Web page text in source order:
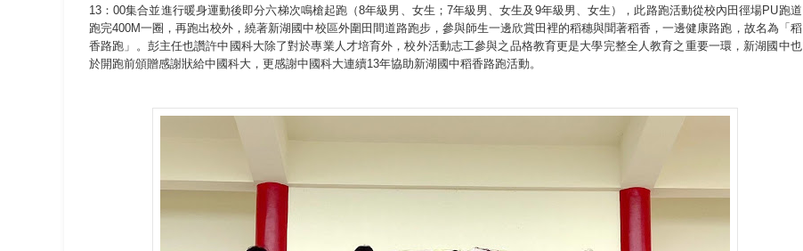
13：00集合並進行暖身運動後即分六梯次鳴槍起跑（8年級男、女生；7年級男、女生及9年級男、女生），此路跑活動從校內田徑場PU跑道
跑完400M一圈，再跑出校外，繞著新湖國中校區外圍田間道路跑步，參與師生一邊欣賞田裡的稻穗與聞著稻香，一邊健康路跑，故名為「稻
香路跑」。彭主任也讚許中國科大除了對於專業人才培育外，校外活動志工參與之品格教育更是大學完整全人教育之重要一環，新湖國中也
於開跑前頒贈感謝狀給中國科大，更感謝中國科大連續13年協助新湖國中稻香路跑活動。